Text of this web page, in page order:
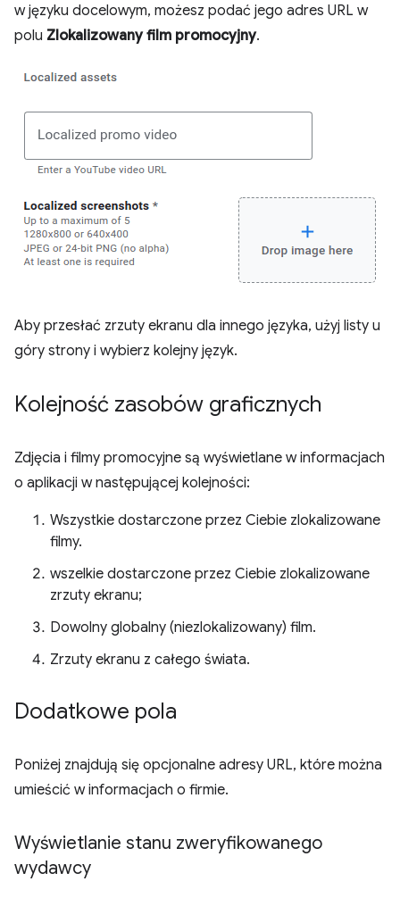
w języku docelowym, możesz podać jego adres URL w
polu Zlokalizowany film promocyjny.
Aby przesłać zrzuty ekranu dla innego języka, użyj listy u
góry strony i wybierz kolejny język.
Kolejność zasobów graficznych
Zdjęcia i filmy promocyjne są wyświetlane w informacjach
o aplikacji w następującej kolejności:
Wszystkie dostarczone przez Ciebie zlokalizowane
filmy.
wszelkie dostarczone przez Ciebie zlokalizowane
zrzuty ekranu;
Dowolny globalny (niezlokalizowany) film.
Zrzuty ekranu z całego świata.
Dodatkowe pola
Poniżej znajdują się opcjonalne adresy URL, które można
umieścić w informacjach o firmie.
Wyświetlanie stanu zweryfikowanego
wydawcy